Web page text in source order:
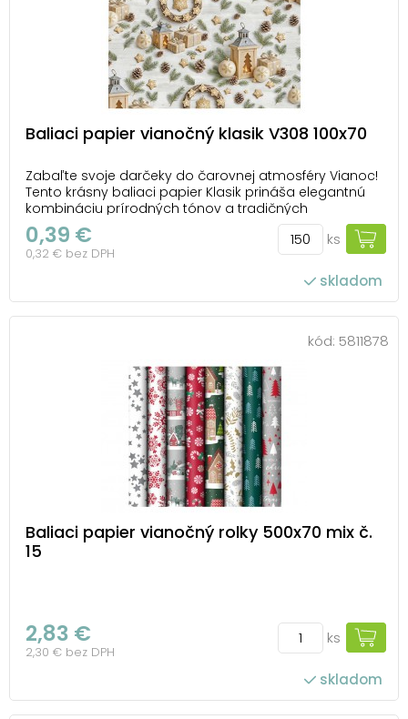
Baliaci papier vianočný klasik V308 100x70
Zabaľte svoje darčeky do čarovnej atmosféry Vianoc!
Tento krásny baliaci papier Klasik prináša elegantnú
kombináciu prírodných tónov a tradičných
vianočných motívov – od zlatistých stromčekov a
svietiacich lampášov po jemné vločky, šišky a
hviezdičky. Vzor na svetlom podklade dodáva
počet ks v balení: 150
0,39 €
0,32 € bez DPH
ks
skladom
kód: 5811878
Baliaci papier vianočný rolky 500x70 mix č.
15
2,83 €
2,30 € bez DPH
ks
skladom